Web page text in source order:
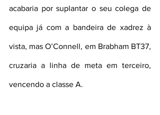
acabaria por suplantar o seu colega de
equipa já com a bandeira de xadrez à
vista, mas O’Connell, em Brabham BT37,
cruzaria a linha de meta em terceiro,
vencendo a classe A.